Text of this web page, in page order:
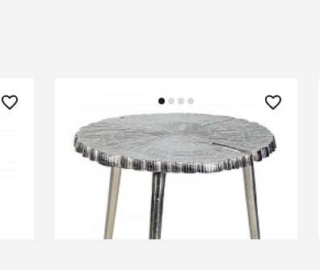
16 490 ₽
Кофейный столик Lotus 0x0x0м
СООБЩИТЬ О ПОСТУПЛЕНИИ
Временно отсутствует